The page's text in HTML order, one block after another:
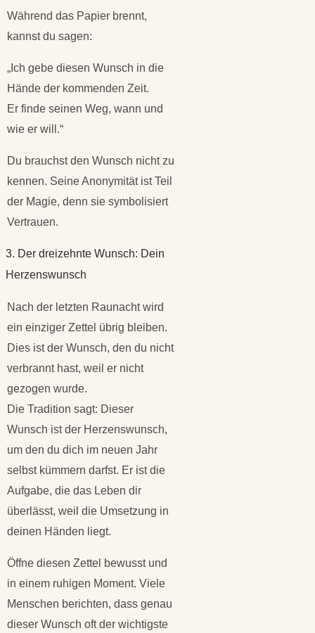
Während das Papier brennt,
kannst du sagen:
„Ich gebe diesen Wunsch in die
Hände der kommenden Zeit.
Er finde seinen Weg, wann und
wie er will.“
Du brauchst den Wunsch nicht zu
kennen. Seine Anonymität ist Teil
der Magie, denn sie symbolisiert
Vertrauen.
3. Der dreizehnte Wunsch: Dein
Herzenswunsch
Nach der letzten Raunacht wird
ein einziger Zettel übrig bleiben.
Dies ist der Wunsch, den du nicht
verbrannt hast, weil er nicht
gezogen wurde.
Die Tradition sagt: Dieser
Wunsch ist der Herzenswunsch,
um den du dich im neuen Jahr
selbst kümmern darfst. Er ist die
Aufgabe, die das Leben dir
überlässt, weil die Umsetzung in
deinen Händen liegt.
Öffne diesen Zettel bewusst und
in einem ruhigen Moment. Viele
Menschen berichten, dass genau
dieser Wunsch oft der wichtigste